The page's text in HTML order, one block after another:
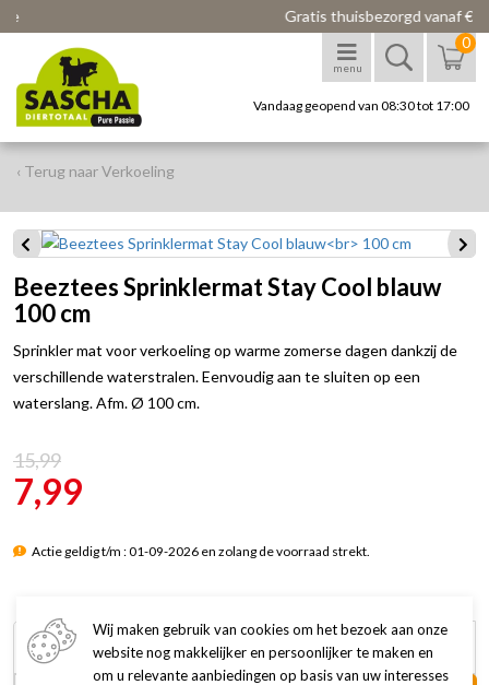
Gratis thuisbezorgd vanaf € 75
menu
0
Vandaag geopend van 08:30 tot 17:00
‹ Terug naar Verkoeling
Beeztees Sprinklermat Stay Cool blauw
100 cm
Sprinkler mat voor verkoeling op warme zomerse dagen dankzij de
verschillende waterstralen. Eenvoudig aan te sluiten op een
waterslang. Afm. Ø 100 cm.
15,99
7,99
Actie geldig t/m : 01-09-2026 en zolang de voorraad strekt.
7,99
Wij maken gebruik van cookies om het bezoek aan onze
website nog makkelijker en persoonlijker te maken en
om u relevante aanbiedingen op basis van uw interesses